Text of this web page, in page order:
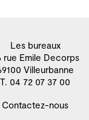
Les bureaux
rue Emile Decorps
Villeurbanne
T. 04 72 07 37 00
Contactez-nous